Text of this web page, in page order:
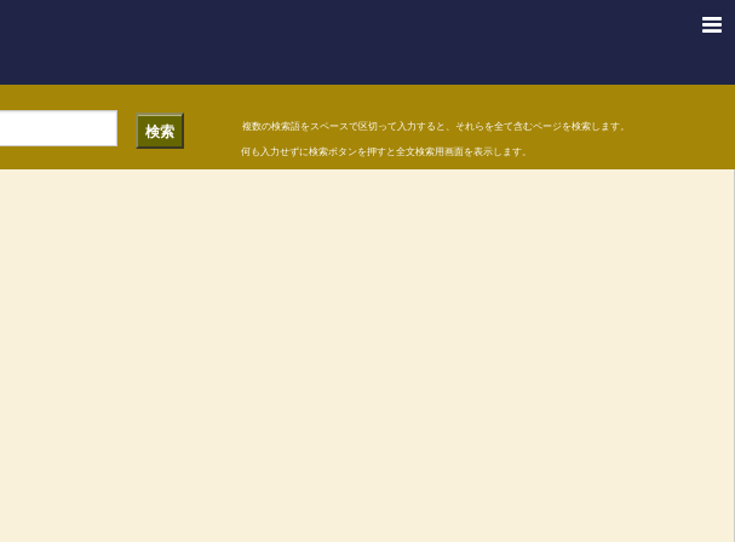
複数の検索語をスペースで区切って入力すると、それらを全て含むページを検索します。
何も入力せずに検索ボタンを押すと全文検索用画面を表示します。